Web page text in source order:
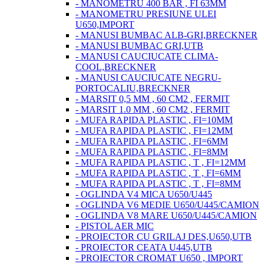
- MANOMETRU 400 BAR , FI 63MM
- MANOMETRU PRESIUNE ULEI
U650,IMPORT
- MANUSI BUMBAC ALB-GRI,BRECKNER
- MANUSI BUMBAC GRI,UTB
- MANUSI CAUCIUCATE CLIMA-
COOL,BRECKNER
- MANUSI CAUCIUCATE NEGRU-
PORTOCALIU,BRECKNER
- MARSIT 0,5 MM , 60 CM2 , FERMIT
- MARSIT 1.0 MM , 60 CM2 , FERMIT
- MUFA RAPIDA PLASTIC , FI=10MM
- MUFA RAPIDA PLASTIC , FI=12MM
- MUFA RAPIDA PLASTIC , FI=6MM
- MUFA RAPIDA PLASTIC , FI=8MM
- MUFA RAPIDA PLASTIC , T , FI=12MM
- MUFA RAPIDA PLASTIC , T , FI=6MM
- MUFA RAPIDA PLASTIC , T , FI=8MM
- OGLINDA V4 MICA U650/U445
- OGLINDA V6 MEDIE U650/U445/CAMION
- OGLINDA V8 MARE U650/U445/CAMION
- PISTOL AER MIC
- PROIECTOR CU GRILAJ DES,U650,UTB
- PROIECTOR CEATA U445,UTB
- PROIECTOR CROMAT U650 , IMPORT